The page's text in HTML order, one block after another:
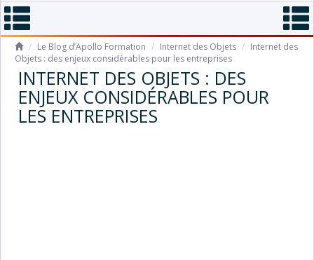
/ Le Blog d’Apollo Formation / Internet des Objets / Internet des
Objets : des enjeux considérables pour les entreprises
INTERNET DES OBJETS : DES
ENJEUX CONSIDÉRABLES POUR
LES ENTREPRISES